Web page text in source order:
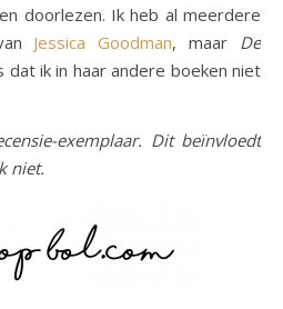
doorlezen. Ik heb al meerdere
Jessica Goodman, maar De
ik in haar andere boeken niet
exemplaar. Dit beïnvloedt
niet.